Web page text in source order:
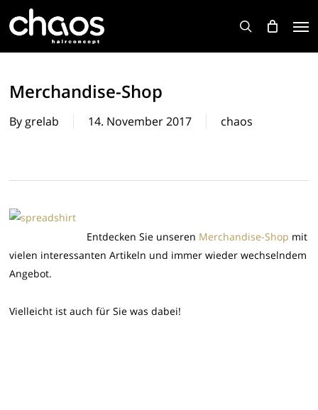
search
Merchandise-Shop
By grelab 14. November 2017 chaos
Entdecken Sie unseren Merchandise-Shop mit
vielen interessanten Artikeln und immer wieder wechselndem
Angebot.
Vielleicht ist auch für Sie was dabei!